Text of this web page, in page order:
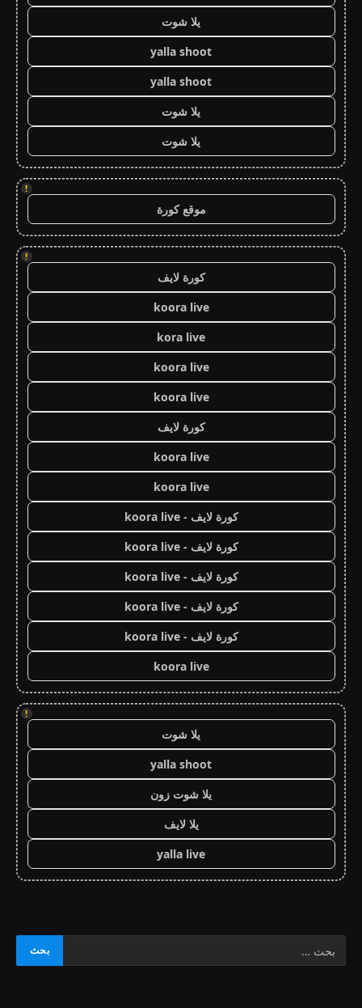
يلا شوت
yalla shoot
yalla shoot
يلا شوت
يلا شوت
!
موقع كورة
!
كورة لايف
koora live
kora live
koora live
koora live
كورة لايف
koora live
koora live
كورة لايف - koora live
كورة لايف - koora live
كورة لايف - koora live
كورة لايف - koora live
كورة لايف - koora live
koora live
!
يلا شوت
yalla shoot
يلا شوت زون
يلا لايف
yalla live